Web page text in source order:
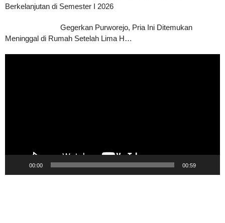
Berkelanjutan di Semester I 2026
Gegerkan Purworejo, Pria Ini Ditemukan
Meninggal di Rumah Setelah Lima H…
00:00 00:59